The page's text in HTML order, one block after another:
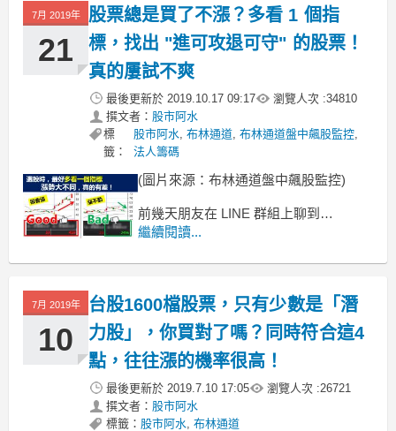
7月 2019年
21
股票總是買了不漲？多看 1 個指
標，找出 "進可攻退可守" 的股票！
真的屢試不爽
最後更新於 2019.10.17 09:17 瀏覽人次 :34810
撰文者： 股市阿水
標
籤：
股市阿水,布林通道,布林通道盤中飆股監控,
法人籌碼
(圖片來源：布林通道盤中飆股監控)
前幾天朋友在 LINE 群組上聊到
A：『欸！最近想找波段股，好像特別難
B：『對阿，K線多頭 + 突破平台壓力，
A：『我也是...都不知道該不該賣掉，
繼續閱讀...
7月 2019年
10
台股1600檔股票，只有少數是「潛
力股」，你買對了嗎？同時符合這4
點，往往漲的機率很高！
最後更新於 2019.7.10 17:05 瀏覽人次 :26721
撰文者： 股市阿水
標籤： 股市阿水, 布林通道